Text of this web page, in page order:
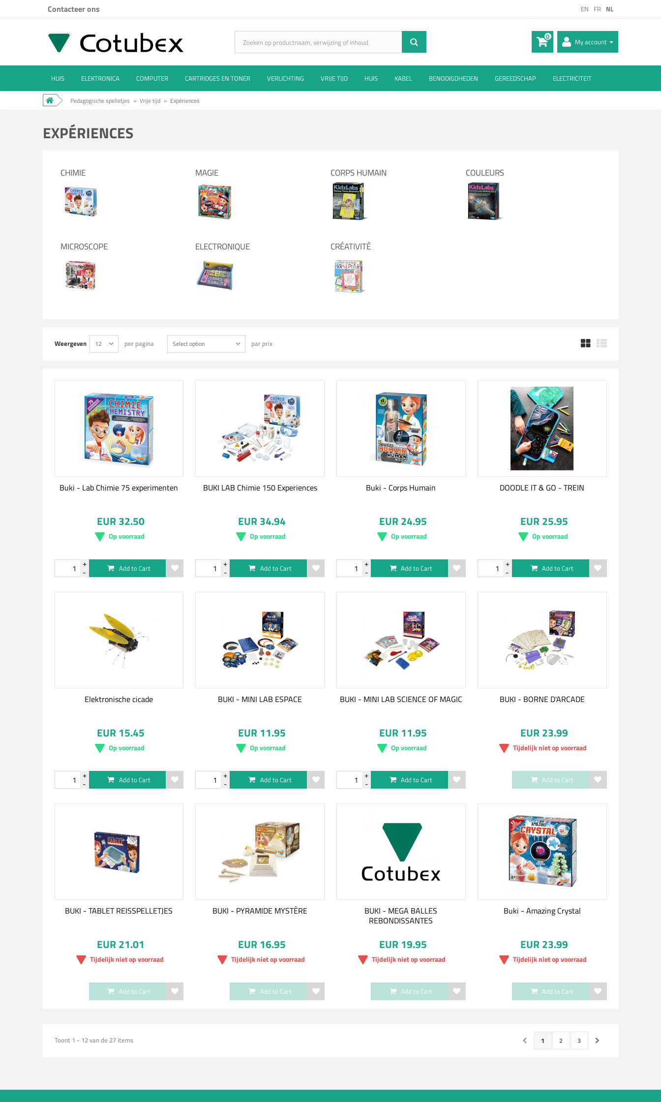
EN FR NL
Contacteer ons
My account
0
HUIS ELEKTRONICA COMPUTER CARTRIDGES EN TONER VERLICHTING VRIJE TIJD HUIS KABEL BENODIGDHEDEN GEREEDSCHAP ELECTRICITEIT
Pedagogische spelletjes » Vrije tijd » Expériences
EXPÉRIENCES
CHIMIE MAGIE CORPS HUMAIN COULEURS
MICROSCOPE ELECTRONIQUE CRÉATIVITÉ
Weergeven 12 per pagina Select option par prix
Buki - Lab Chimie 75 experimenten
EUR 32.50
Op voorraad
Add to Cart
BUKI LAB Chimie 150 Experiences
EUR 34.94
Op voorraad
Add to Cart
Buki - Corps Humain
EUR 24.95
Op voorraad
Add to Cart
DOODLE IT & GO - TREIN
EUR 25.95
Op voorraad
Add to Cart
Elektronische cicade
EUR 15.45
Op voorraad
Add to Cart
BUKI - MINI LAB ESPACE
EUR 11.95
Op voorraad
Add to Cart
BUKI - MINI LAB SCIENCE OF MAGIC
EUR 11.95
Op voorraad
Add to Cart
BUKI - BORNE D'ARCADE
EUR 23.99
Tijdelijk niet op voorraad
Add to Cart
BUKI - TABLET REISSPELLETJES
EUR 21.01
Tijdelijk niet op voorraad
Add to Cart
BUKI - PYRAMIDE MYSTÈRE
EUR 16.95
Tijdelijk niet op voorraad
Add to Cart
BUKI - MEGA BALLES
REBONDISSANTES
EUR 19.95
Tijdelijk niet op voorraad
Add to Cart
Buki - Amazing Crystal
EUR 23.99
Tijdelijk niet op voorraad
Add to Cart
1 2 3
Toont 1 - 12 van de 27 items